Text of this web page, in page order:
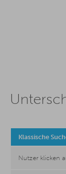
Klassische
Nutzer klicken